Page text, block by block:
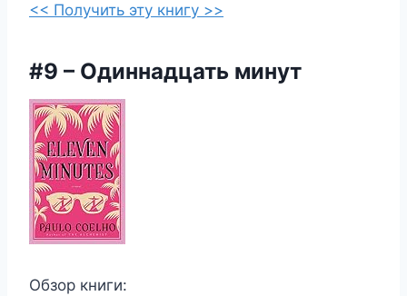
<< Получить эту книгу >>
#9 – Одиннадцать минут
Обзор книги: